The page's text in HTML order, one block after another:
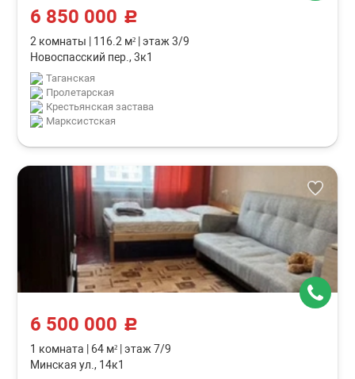
6 850 000 c
2 комнаты 116.2 м² этаж 3/9
Новоспасский пер., 3к1
Таганская
Пролетарская
Крестьянская застава
Марксистская
6 500 000 c
1 комната 64 м² этаж 7/9
Минская ул., 14к1